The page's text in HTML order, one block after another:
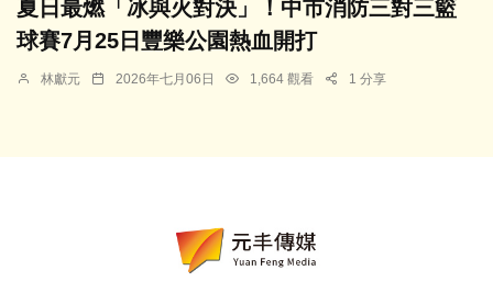
夏日最燃「冰與火對決」！中市消防三對三籃
球賽7月25日豐樂公園熱血開打
林獻元 2026年七月06日 1,664 觀看 1 分享